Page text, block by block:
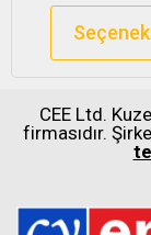
CEE Ltd.
firmasıdır.